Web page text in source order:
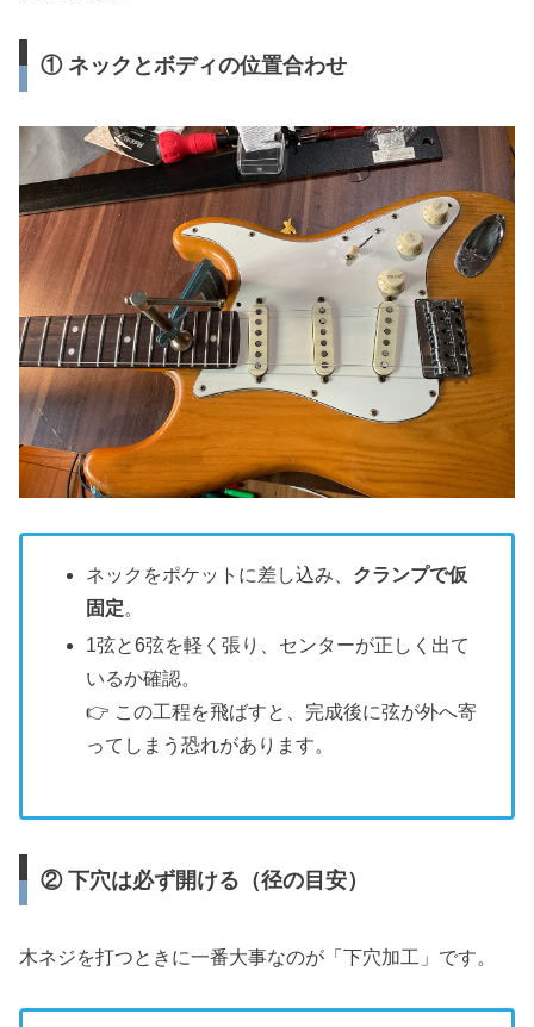
① ネックとボディの位置合わせ
ネックをポケットに差し込み、 クランプで仮
固定。
1弦と6弦を軽く張り、センターが正しく出て
いるか確認。
👉 この工程を飛ばすと、完成後に弦が外へ寄
ってしまう恐れがあります。
② 下穴は必ず開ける（径の目安）
木ネジを打つときに一番大事なのが「下穴加工」です。